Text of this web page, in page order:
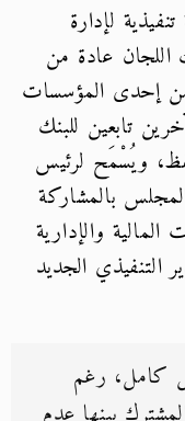
لإدارة
عادة من
إحدى المؤسسات
تابعين للبنك
ويُسْمَح لرئيس
بالمشاركة
والإدارية
التنفيذي الجديد
كامل، رغم